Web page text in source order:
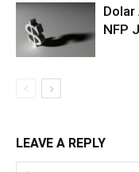
NFP
LEAVE A REPLY